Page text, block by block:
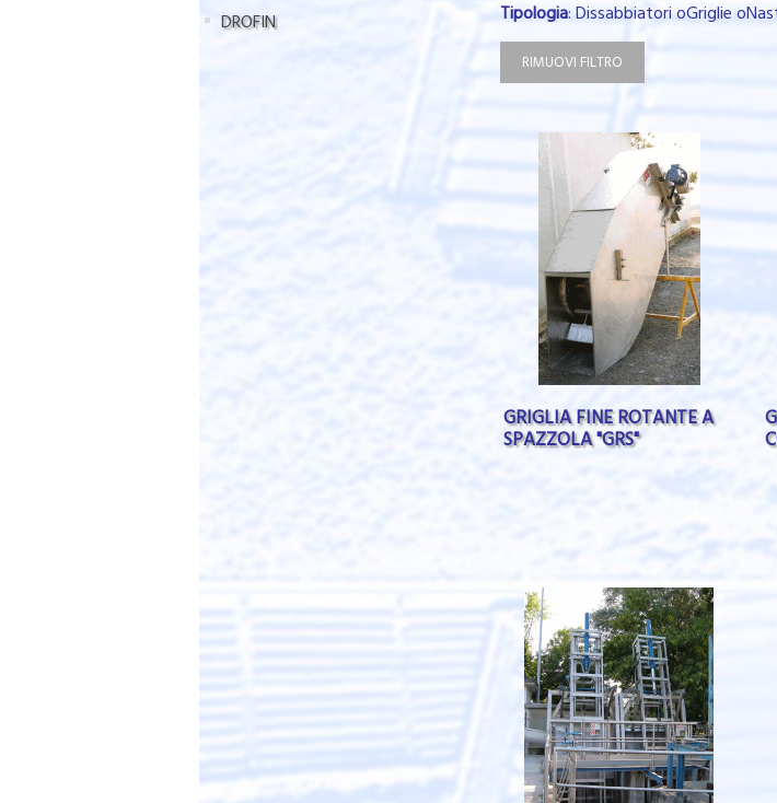
DROFIN
Tipologia: Dissabbiatori oGriglie
RIMUOVI FILTRO
GRIGLIA FINE ROTANTE A
SPAZZOLA "GRS"